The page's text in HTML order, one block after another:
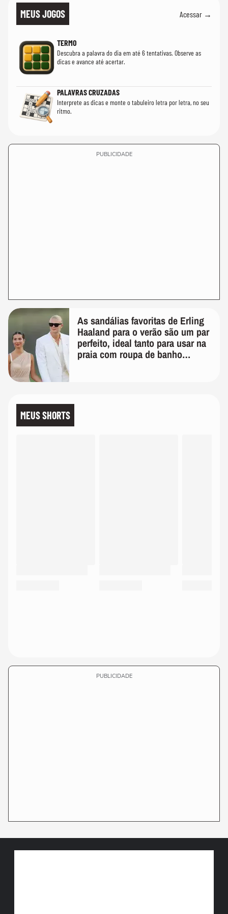
MEUS JOGOS Acessar →
TERMO
Descubra a palavra do dia em até 6 tentativas. Observe as
dicas e avance até acertar.
PALAVRAS CRUZADAS
Interprete as dicas e monte o tabuleiro letra por letra, no seu
ritmo.
PUBLICIDADE
As sandálias favoritas de Erling
Haaland para o verão são um par
perfeito, ideal tanto para usar na
praia com roupa de banho
MEUS SHORTS
PUBLICIDADE